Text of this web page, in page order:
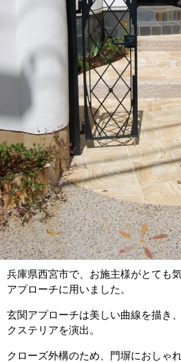
兵庫県西宮市で、お施主様がとても
アプローチに用いました。
玄関アプローチは美しい曲線を描き
クステリアを演出。
クローズ外構のため、門塀におしゃ